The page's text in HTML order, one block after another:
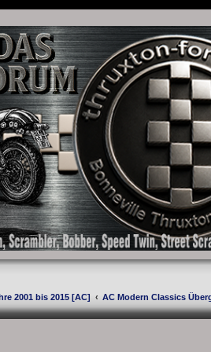
Forum für die New Bonneville Baureihen
2001 bis 2015 [AC] AC Modern Classics